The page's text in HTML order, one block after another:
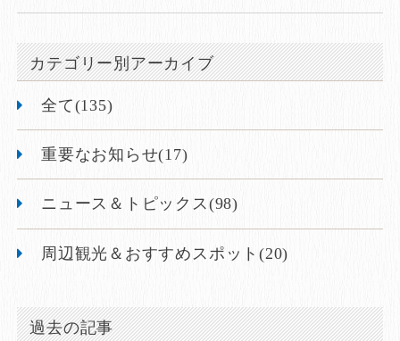
カテゴリー別アーカイブ
全て(135)
重要なお知らせ(17)
ニュース＆トピックス(98)
周辺観光＆おすすめスポット(20)
過去の記事